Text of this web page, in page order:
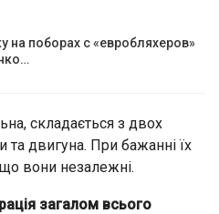
на поборах с «евробляхеров»
складається з двох
та двигуна. При бажанні їх
вони незалежні.
загалом всього